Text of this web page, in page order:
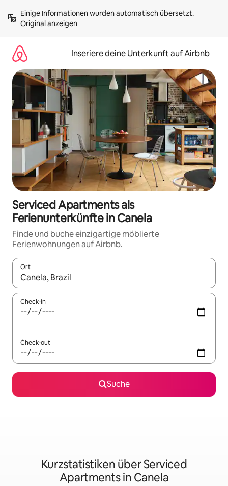
Inhalten
springenOriginal anzeigen
Inseriere deine Unterkunft auf Airbnb
Serviced Apartments als
Ferienunterkünfte in Canela
Finde und buche einzigartige möblierte
Ferienwohnungen auf Airbnb.
Ort
Wenn Ergebnisse verfügbar sind, navigiere mit den
Check-in
Check-out
Suche
Kurzstatistiken über Serviced
Apartments in Canela